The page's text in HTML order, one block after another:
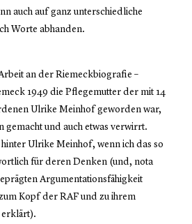
auch auf ganz unterschiedliche
Worte abhanden.
an der Riemeckbiografie –
1949 die Pflegemutter der mit 14
Ulrike Meinhof geworden war,
gemacht und auch etwas verwirrt.
Ulrike Meinhof, wenn ich das so
für deren Denken (und, nota
Argumentationsfähigkeit
Kopf der RAF und zu ihrem
erklärt).